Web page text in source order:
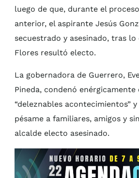
luego de que, durante el
anterior, el aspirante Jesús
secuestrado y asesinado, tras lo
Flores resultó electo.
La gobernadora de Guerrero,
Pineda, condenó enérgicamente
“deleznables acontecimientos”
pésame a familiares, amigos y
alcalde electo asesinado.